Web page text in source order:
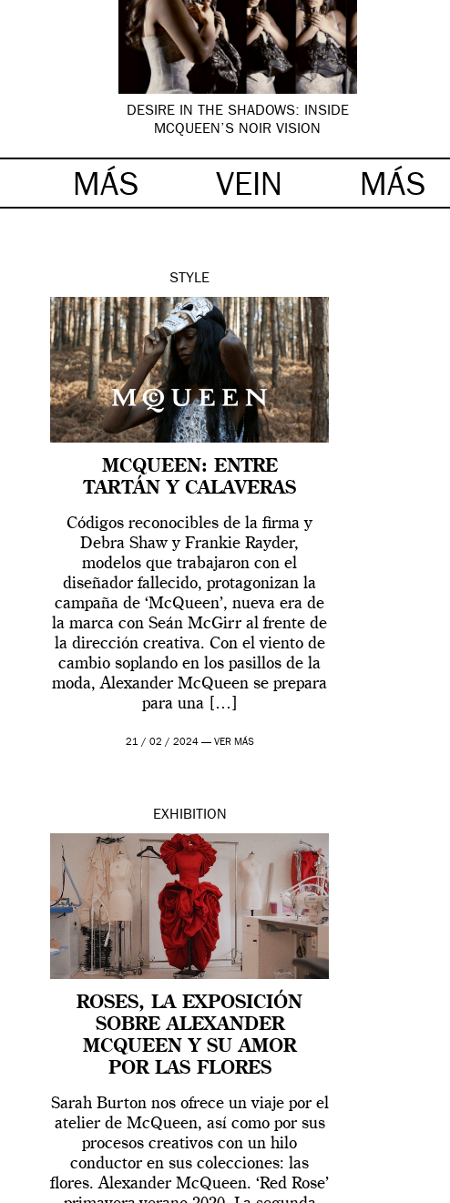
DESIRE IN THE SHADOWS: INSIDE
MCQUEEN’S NOIR VISION
MÁS VEIN MÁS
STYLE
MCQUEEN: ENTRE
TARTÁN Y CALAVERAS
Códigos reconocibles de la firma y
Debra Shaw y Frankie Rayder,
modelos que trabajaron con el
diseñador fallecido, protagonizan la
campaña de ‘McQueen’, nueva era de
la marca con Seán McGirr al frente de
la dirección creativa. Con el viento de
cambio soplando en los pasillos de la
moda, Alexander McQueen se prepara
para una […]
21 / 02 / 2024 — VER MÁS
EXHIBITION
ROSES, LA EXPOSICIÓN
SOBRE ALEXANDER
MCQUEEN Y SU AMOR
POR LAS FLORES
Sarah Burton nos ofrece un viaje por el
atelier de McQueen, así como por sus
procesos creativos con un hilo
conductor en sus colecciones: las
flores. Alexander McQueen. ‘Red Rose’